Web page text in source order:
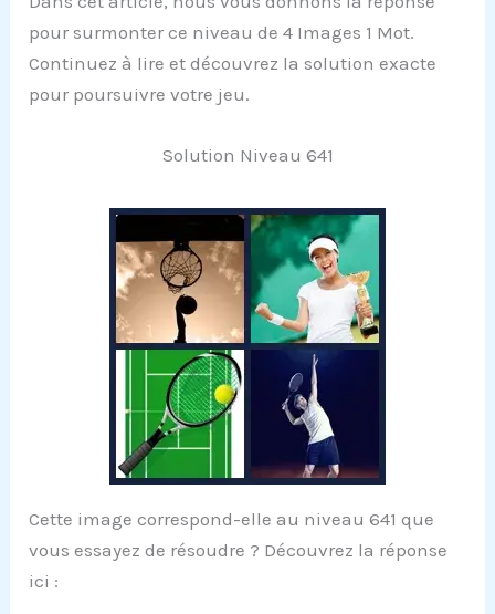
pour surmonter ce niveau de 4 Images 1 Mot.
Continuez à lire et découvrez la solution exacte
pour poursuivre votre jeu.
Solution Niveau 641
Cette image correspond-elle au niveau 641 que
vous essayez de résoudre ? Découvrez la réponse
ici :